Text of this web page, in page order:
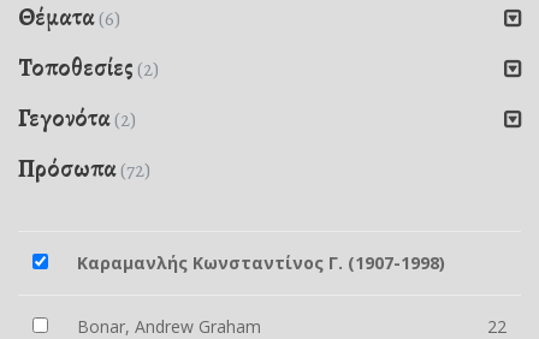
Θέματα(6)
Τοποθεσίες (2)
Γεγονότα(2)
Πρόσωπα(72)
Καραμανλής Κωνσταντίνος Γ. (1907-1998)
Bonar, Andrew Graham 22